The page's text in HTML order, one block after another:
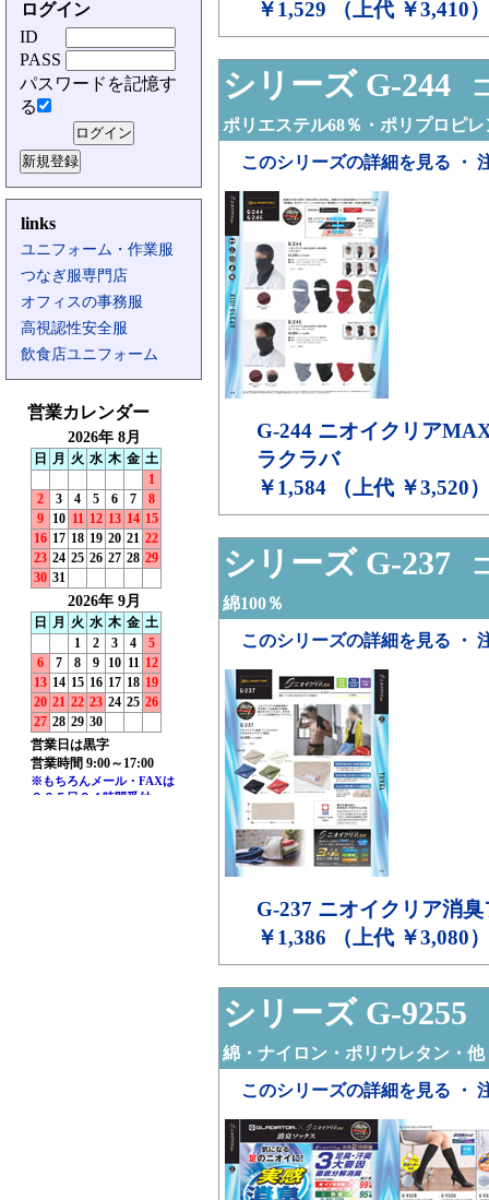
ログイン
ID
PASS
パスワードを記憶す
る
links
ユニフォーム・作業服
つなぎ服専門店
オフィスの事務服
高視認性安全服
飲食店ユニフォーム
￥1,529 （上代 ￥3,410）
シリーズ G-244
ポリエステル68％・ポリプロピ
このシリーズの詳細を見る ・
G-244 ニオイクリア
ラクラバ
￥1,584 （上代 ￥3,520）
シリーズ G-237
綿100％
このシリーズの詳細を見る ・
G-237 ニオイクリア消
￥1,386 （上代 ￥3,080）
シリーズ G-9255
綿・ナイロン・ポリウレタン・他
このシリーズの詳細を見る ・